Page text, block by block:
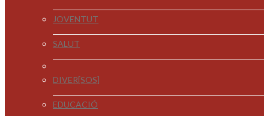
JOVENTUT
SALUT
DIVER[SOS]
EDUCACIÓ